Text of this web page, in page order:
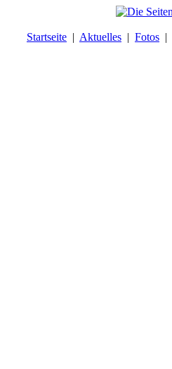
Startseite | Aktuelles | Fotos |